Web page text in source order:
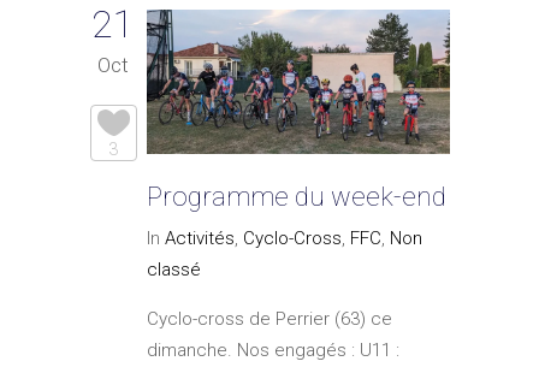
21
Oct
3
Programme du week-end
In Activités, Cyclo-Cross, FFC, Non
classé
Cyclo-cross de Perrier (63) ce
dimanche. Nos engagés : U11 :